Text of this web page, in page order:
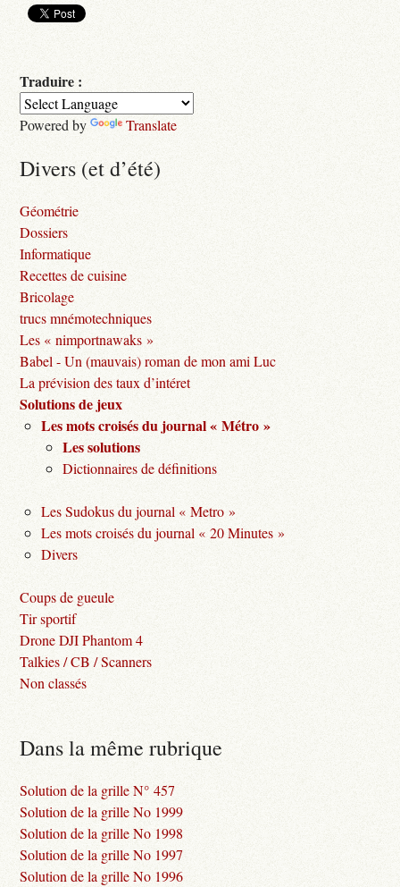
Traduire :
Powered by Translate
Divers (et d’été)
Géométrie
Dossiers
Informatique
Recettes de cuisine
Bricolage
trucs mnémotechniques
Les « nimportnawaks »
Babel - Un (mauvais) roman de mon ami Luc
La prévision des taux d’intéret
Solutions de jeux
Les mots croisés du journal « Métro »
Les solutions
Dictionnaires de définitions
Les Sudokus du journal « Metro »
Les mots croisés du journal « 20 Minutes »
Divers
Coups de gueule
Tir sportif
Drone DJI Phantom 4
Talkies / CB / Scanners
Non classés
Dans la même rubrique
Solution de la grille N° 457
Solution de la grille No 1999
Solution de la grille No 1998
Solution de la grille No 1997
Solution de la grille No 1996